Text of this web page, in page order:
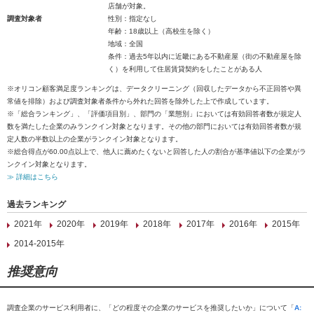
店舗が対象。
調査対象者
性別：指定なし
年齢：18歳以上（高校生を除く）
地域：全国
条件：過去5年以内に近畿にある不動産屋（街の不動産屋を除
く）を利用して住居賃貸契約をしたことがある人
※オリコン顧客満足度ランキングは、データクリーニング（回収したデータから不正回答や異
常値を排除）および調査対象者条件から外れた回答を除外した上で作成しています。
※「総合ランキング」、「評価項目別」、部門の「業態別」においては有効回答者数が規定人
数を満たした企業のみランクイン対象となります。その他の部門においては有効回答者数が規
定人数の半数以上の企業がランクイン対象となります。
※総合得点が60.00点以上で、他人に薦めたくないと回答した人の割合が基準値以下の企業がラ
ンクイン対象となります。
≫ 詳細はこちら
過去ランキング
2021年
2020年 2019年 2018年 2017年 2016年
2015年
2014-2015年
推奨意向
調査企業のサービス利用者に、「どの程度その企業のサービスを推奨したいか」について「A: